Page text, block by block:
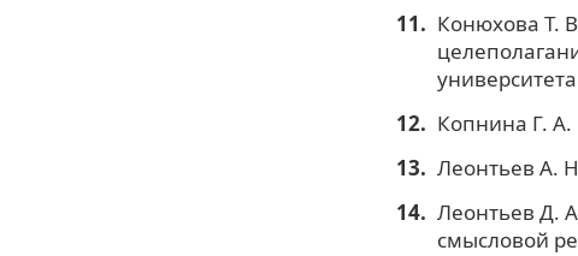
Конюхова Т.
Копнина Г.
Леонтьев А.
Леонтьев Д.
смысловой